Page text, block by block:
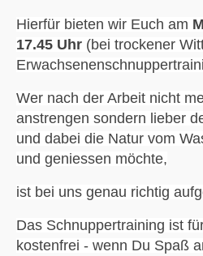
Hierfür bieten wir Euch am
17.45 Uhr (bei trockener
Wer nach der Arbeit nicht
anstrengen sondern lieber
und dabei die Natur vom
und geniessen möchte,
ist bei uns genau richtig
Das Schnuppertraining ist
kostenfrei - wenn Du Spaß